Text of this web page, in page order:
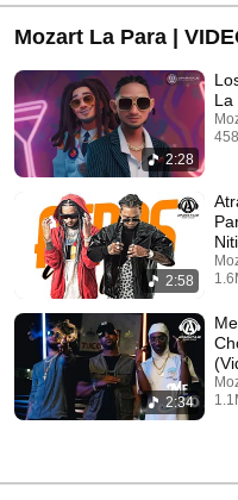
Mozart La Para |
2:28
La
2:58
2:34